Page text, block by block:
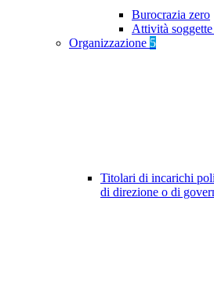
Burocrazia zero
Attività
Organizzazione 5
Titolari di incarichi
di direzione o di